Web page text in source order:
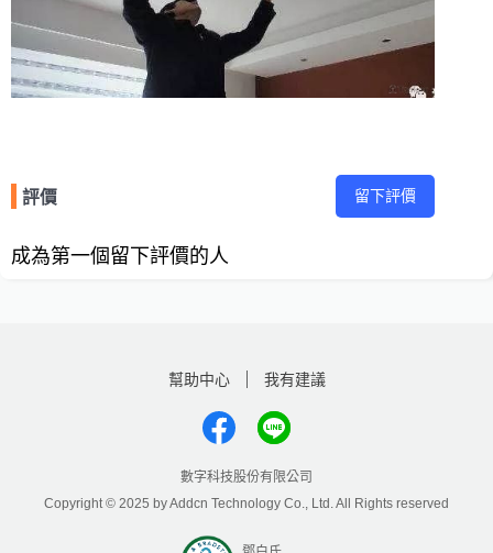
評價 留下評價
成為第一個留下評價的人
幫助中心 我有建議
數字科技股份有限公司
Copyright © 2025 by Addcn Technology Co., Ltd. All Rights reserved